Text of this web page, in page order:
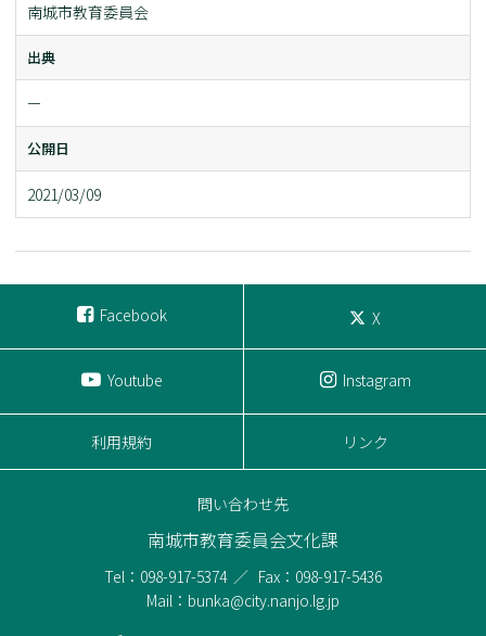
南城市教育委員会
出典
ー
公開日
2021/03/09
Facebook X
Youtube Instagram
利用規約 リンク
問い合わせ先
南城市教育委員会文化課
Tel：098-917-5374
Fax：098-917-5436
Mail：bunka@city.nanjo.lg.jp